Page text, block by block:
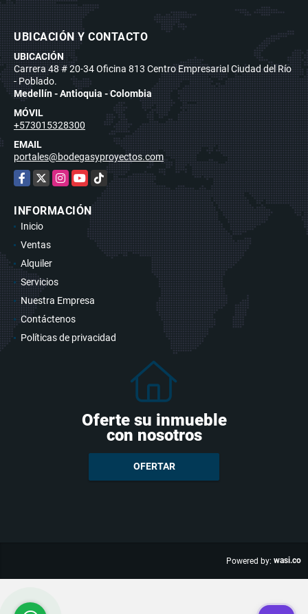
UBICACIÓN Y CONTACTO
UBICACIÓN
Carrera 48 # 20-34 Oficina 813 Centro Empresarial Ciudad del Río
- Poblado.
Medellín - Antioquia - Colombia
MÓVIL
+573015328300
EMAIL
portales@bodegasyproyectos.com
Facebook
X Instagram
YouTubeTikTok
INFORMACIÓN
Inicio
Ventas
Alquiler
Servicios
Nuestra Empresa
Contáctenos
Políticas de privacidad
Oferte su inmueble
con nosotros
OFERTAR
Powered by: wasi.co